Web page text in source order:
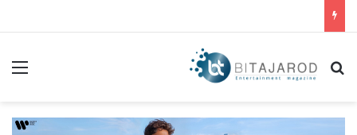
بحث عن